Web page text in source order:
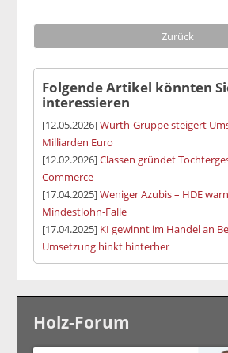
Zurück
Folgende Artikel könnten
interessieren
[12.05.2026]Würth-Gruppe steigert
Milliarden Euro
[12.02.2026]Classen gründet
Commerce
[17.04.2025]Weniger Azubis – HDE
Mindestlohn-Falle
[17.04.2025] KI gewinnt im Handel an
Umsetzung hinkt hinterher
Holz-Forum